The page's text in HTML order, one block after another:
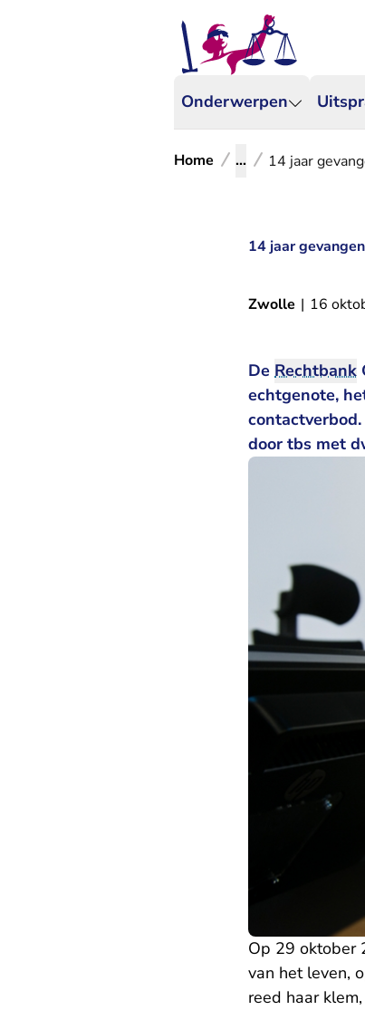
Onderwerpen
Home ... 14 jaar
14 jaar
Zwolle | 16
De Rechtbank
echtgenote,
door tbs met
Op 29 oktober
van het leven,
reed haar